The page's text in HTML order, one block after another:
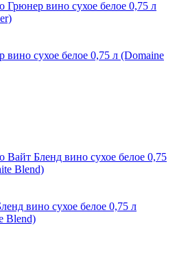
сухое белое 0,75 л (Domaine
вино сухое белое 0,75 л
Blend)